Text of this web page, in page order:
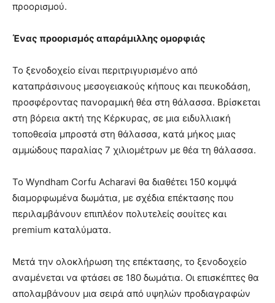
προορισμού.
Ένας προορισμός απαράμιλλης ομορφιάς
Το ξενοδοχείο είναι περιτριγυρισμένο από
καταπράσινους μεσογειακούς κήπους και πευκοδάση,
προσφέροντας πανοραμική θέα στη θάλασσα. Βρίσκεται
στη βόρεια ακτή της Κέρκυρας, σε μια ειδυλλιακή
τοποθεσία μπροστά στη θάλασσα, κατά μήκος μιας
αμμώδους παραλίας 7 χιλιομέτρων με θέα τη θάλασσα.
Το Wyndham Corfu Acharavi θα διαθέτει 150 κομψά
διαμορφωμένα δωμάτια, με σχέδια επέκτασης που
περιλαμβάνουν επιπλέον πολυτελείς σουίτες και
premium καταλύματα.
Μετά την ολοκλήρωση της επέκτασης, το ξενοδοχείο
αναμένεται να φτάσει σε 180 δωμάτια. Οι επισκέπτες θα
απολαμβάνουν μια σειρά από υψηλών προδιαγραφών